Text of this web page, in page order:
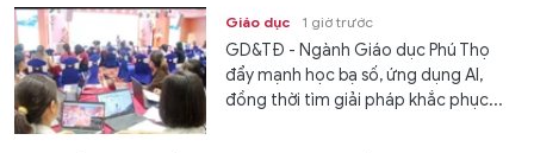
Giáo dục 1 giờ trước
GD&TĐ - Ngành Giáo dục Phú Thọ
đẩy mạnh học bạ số, ứng dụng AI,
đồng thời tìm giải pháp khắc phục...